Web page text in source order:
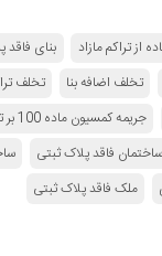
از تراکم مازاد بنای فاقد
تخلف اضافه بنا تخلف
جریمه کمسیون ماده 100 بر تراکم اضافه
ساختمان فاقد پلاک ثبتی
ملک فاقد پلاک ثبتی